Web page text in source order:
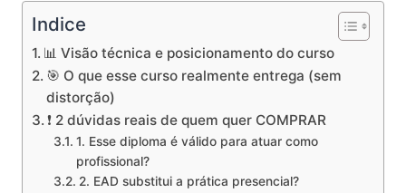
Indice
📊 Visão técnica e posicionamento do curso
🎯 O que esse curso realmente entrega (sem
distorção)
❗ 2 dúvidas reais de quem quer COMPRAR
1. Esse diploma é válido para atuar como
profissional?
2. EAD substitui a prática presencial?